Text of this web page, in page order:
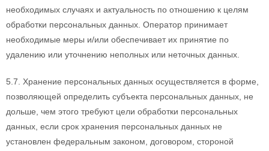
необходимых случаях и актуальность по отношению к целям
обработки персональных данных. Оператор принимает
необходимые меры и/или обеспечивает их принятие по
удалению или уточнению неполных или неточных данных.
5.7. Хранение персональных данных осуществляется в форме,
позволяющей определить субъекта персональных данных, не
дольше, чем этого требуют цели обработки персональных
данных, если срок хранения персональных данных не
установлен федеральным законом, договором, стороной